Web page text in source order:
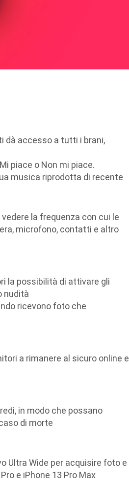
dà accesso a tutti i brani,
piace o Non mi piace.
musica riprodotta di recente
la frequenza con cui le
microfono, contatti e altro
la possibilità di attivare gli
nudità
ricevono foto che
a rimanere al sicuro online e
in modo che possano
di morte
Ultra Wide per acquisire foto e
e iPhone 13 Pro Max